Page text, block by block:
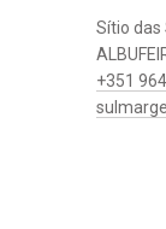
Sítio das
+351